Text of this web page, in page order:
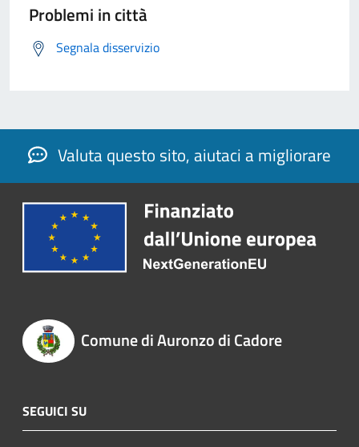
Problemi in città
Segnala disservizio
Valuta questo sito, aiutaci a migliorare
Comune di Auronzo di Cadore
SEGUICI SU